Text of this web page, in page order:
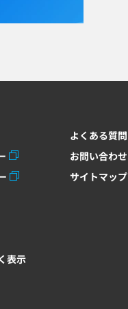
表示
よくある質問
お問い合わせ
サイトマップ